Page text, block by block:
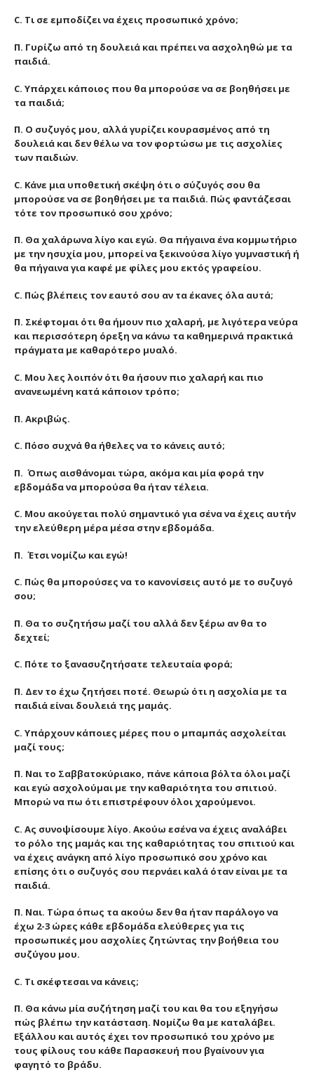
C. Τι σε εμποδίζει να έχεις προσωπικό χρόνο;
Π. Γυρίζω από τη δουλειά και πρέπει να ασχοληθώ με τα
παιδιά.
C. Υπάρχει κάποιος που θα μπορούσε να σε βοηθήσει με
τα παιδιά;
Π. Ο συζυγός μου, αλλά γυρίζει κουρασμένος από τη
δουλειά και δεν θέλω να τον φορτώσω με τις ασχολίες
των παιδιών.
C. Κάνε μια υποθετική σκέψη ότι ο σύζυγός σου θα
μπορούσε να σε βοηθήσει με τα παιδιά. Πώς φαντάζεσαι
τότε τον προσωπικό σου χρόνο;
Π. Θα χαλάρωνα λίγο και εγώ. Θα πήγαινα ένα κομμωτήριο
με την ησυχία μου, μπορεί να ξεκινούσα λίγο γυμναστική ή
θα πήγαινα για καφέ με φίλες μου εκτός γραφείου.
C. Πώς βλέπεις τον εαυτό σου αν τα έκανες όλα αυτά;
Π. Σκέφτομαι ότι θα ήμουν πιο χαλαρή, με λιγότερα νεύρα
και περισσότερη όρεξη να κάνω τα καθημερινά πρακτικά
πράγματα με καθαρότερο μυαλό.
C. Μου λες λοιπόν ότι θα ήσουν πιο χαλαρή και πιο
ανανεωμένη κατά κάποιον τρόπο;
Π. Ακριβώς.
C. Πόσο συχνά θα ήθελες να το κάνεις αυτό;
Π. Όπως αισθάνομαι τώρα, ακόμα και μία φορά την
εβδομάδα να μπορούσα θα ήταν τέλεια.
C. Μου ακούγεται πολύ σημαντικό για σένα να έχεις αυτήν
την ελεύθερη μέρα μέσα στην εβδομάδα.
Π. Έτσι νομίζω και εγώ!
C. Πώς θα μπορούσες να το κανονίσεις αυτό με το συζυγό
σου;
Π. Θα το συζητήσω μαζί του αλλά δεν ξέρω αν θα το
δεχτεί;
C. Πότε το ξανασυζητήσατε τελευταία φορά;
Π. Δεν το έχω ζητήσει ποτέ. Θεωρώ ότι η ασχολία με τα
παιδιά είναι δουλειά της μαμάς.
C. Υπάρχουν κάποιες μέρες που ο μπαμπάς ασχολείται
μαζί τους;
Π. Ναι το Σαββατοκύριακο, πάνε κάποια βόλτα όλοι μαζί
και εγώ ασχολούμαι με την καθαριότητα του σπιτιού.
Μπορώ να πω ότι επιστρέφουν όλοι χαρούμενοι.
C. Ας συνοψίσουμε λίγο. Ακούω εσένα να έχεις αναλάβει
το ρόλο της μαμάς και της καθαριότητας του σπιτιού και
να έχεις ανάγκη από λίγο προσωπικό σου χρόνο και
επίσης ότι ο συζυγός σου περνάει καλά όταν είναι με τα
παιδιά.
Π. Ναι. Τώρα όπως τα ακούω δεν θα ήταν παράλογο να
έχω 2-3 ώρες κάθε εβδομάδα ελεύθερες για τις
προσωπικές μου ασχολίες ζητώντας την βοήθεια του
συζύγου μου.
C. Τι σκέφτεσαι να κάνεις;
Π. Θα κάνω μία συζήτηση μαζί του και θα του εξηγήσω
πώς βλέπω την κατάσταση. Νομίζω θα με καταλάβει.
Εξάλλου και αυτός έχει τον προσωπικό του χρόνο με
τους φίλους του κάθε Παρασκευή που βγαίνουν για
φαγητό το βράδυ.